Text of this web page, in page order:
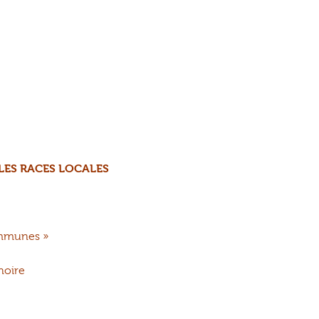
RACES LOCALES
»